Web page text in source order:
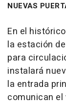
NUEVAS
En el
la estación
para
instalará
la entrada
comunican